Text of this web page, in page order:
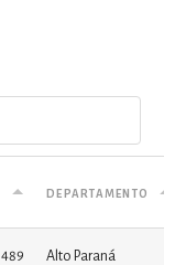
departamento
489 Alto Paraná